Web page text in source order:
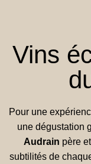
Vins
Pour une
une dégustation
Audrain père
subtilités de